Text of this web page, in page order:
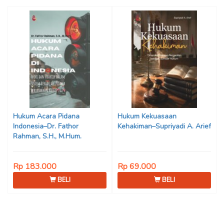
Hukum Acara Pidana
Indonesia–Dr. Fathor
Rahman, S.H., M.Hum.
Rp 183.000
BELI
Hukum Kekuasaan
Kehakiman–Supriyadi A. Arief
Rp 69.000
BELI